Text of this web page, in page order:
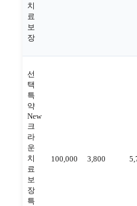
치
료
보
장
선
택
특
약
New
크
라
운
치
료
보
장
특
100,000 3,800